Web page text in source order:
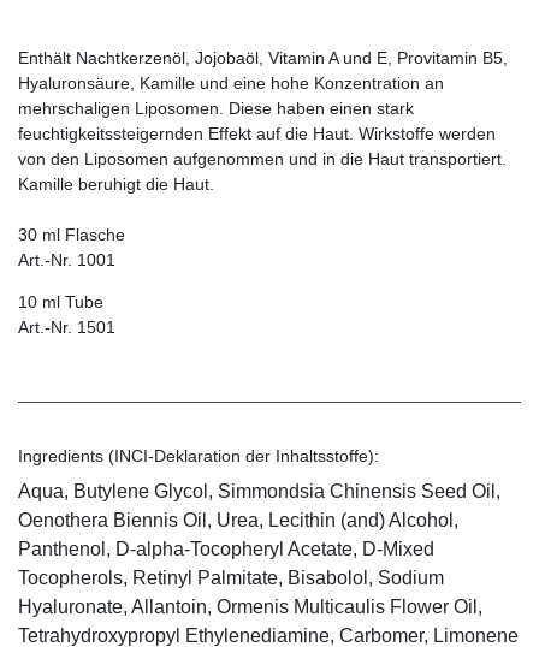
Enthält Nachtkerzenöl, Jojobaöl, Vitamin A und E, Pro­vitamin B5,
Hyaluronsäure, Kamille und eine hohe Konzentration an
mehrschaligen Liposomen. Diese haben einen stark
feuchtigkeitssteigernden Effekt auf die Haut. Wirkstoffe werden
von den Liposomen aufgenommen und in die Haut transportiert.
Kamille beruhigt die Haut.
30 ml Flasche
Art.-Nr. 1001
10 ml Tube
Art.-Nr. 1501
Ingredients (INCI-Deklaration der Inhaltsstoffe):
Aqua, Butylene Glycol, Simmondsia Chinensis Seed Oil,
Oenothera Biennis Oil, Urea, Lecithin (and) Alcohol,
Panthenol, D-alpha-Tocopheryl Acetate, D-Mixed
Tocopherols, Retinyl Palmitate, Bisabolol, Sodium
Hyaluronate, Allantoin, Ormenis Multicaulis Flower Oil,
Tetrahydroxypropyl Ethylenediamine, Carbomer, Limonene